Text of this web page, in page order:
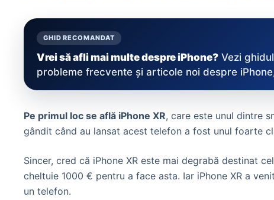
GHID RECOMANDAT
Vrei să afli mai multe despre iPhone? Vezi
probleme frecvente și articole noi despre
Pe primul loc se află iPhone XR, care este unul dintre
gândit când au lansat acest telefon a fost unul foarte
Sincer, cred că iPhone XR este mai degrabă destinat
cheltuie 1000 € pentru a face asta. Iar iPhone XR a
un telefon.